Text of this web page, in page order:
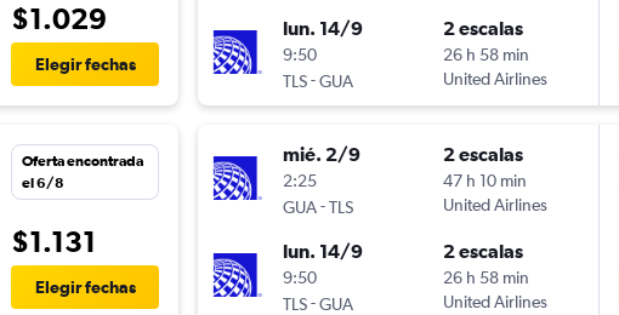
$1.029
Elegir fechas
Oferta encontrada
el 6/8
$1.131
Elegir fechas
lun. 14/9
9:50
TLS-GUA
2 escalas
26 h 58 min
United Airlines
mié. 2/9
2:25
GUA-TLS
2 escalas
47 h 10 min
United Airlines
lun. 14/9
9:50
TLS-GUA
2 escalas
26 h 58 min
United Airlines